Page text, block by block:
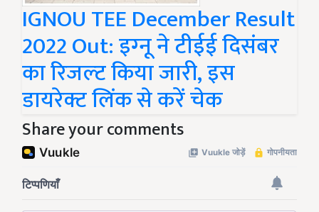
IGNOU TEE December Result
2022 Out: इग्‍नू ने टीईई दिसंबर
का रिजल्‍ट किया जारी, इस
डायरेक्ट लिंक से करें चेक
Share your comments